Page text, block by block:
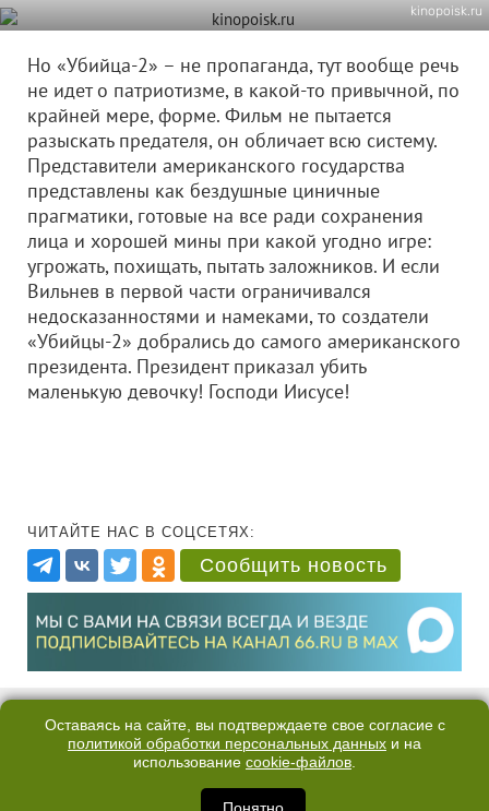
kinopoisk.ru
Но «Убийца-2» – не пропаганда, тут вообще речь
не идет о патриотизме, в какой-то привычной, по
крайней мере, форме. Фильм не пытается
разыскать предателя, он обличает всю систему.
Представители американского государства
представлены как бездушные циничные
прагматики, готовые на все ради сохранения
лица и хорошей мины при какой угодно игре:
угрожать, похищать, пытать заложников. И если
Вильнев в первой части ограничивался
недосказанностями и намеками, то создатели
«Убийцы-2» добрались до самого американского
президента. Президент приказал убить
маленькую девочку! Господи Иисусе!
ЧИТАЙТЕ НАС В СОЦСЕТЯХ:
Сообщить новость
Оставаясь на сайте, вы подтверждаете свое согласие с
политикой обработки персональных данных и на
использование cookie-файлов.